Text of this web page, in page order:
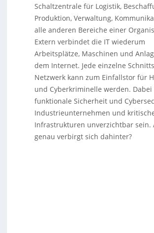
Schaltzentrale für Logistik,
Produktion, Verwaltung,
alle anderen Bereiche einer
Extern verbindet die IT wiederum
Arbeitsplätze, Maschinen und
dem Internet. Jede einzelne
Netzwerk kann zum Einfallstor für
und Cyberkriminelle werden. Dabei
funktionale Sicherheit und
Industrieunternehmen und
Infrastrukturen unverzichtbar sein.
genau verbirgt sich dahinter?